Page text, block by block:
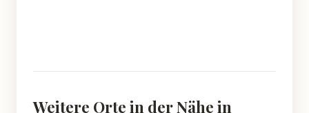
Weitere Orte in der Nähe in